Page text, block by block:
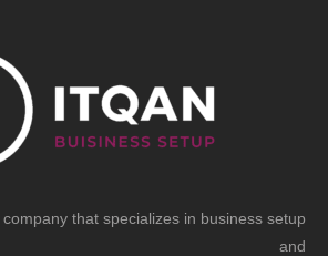
company that specializes in business setup
and